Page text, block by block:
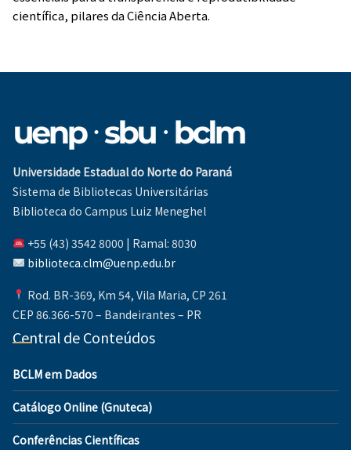
científica, pilares da Ciência Aberta.
Universidade Estadual do Norte do Paraná
Sistema de Bibliotecas Universitárias
Biblioteca do Campus Luiz Meneghel
+55 (43) 3542 8000 | Ramal: 8030
biblioteca.clm@uenp.edu.br
Rod. BR-369, Km 54, Vila Maria, CP 261
CEP 86.366-570 – Bandeirantes – PR
Central de Conteúdos
BCLM em Dados
Catálogo Online (Gnuteca)
Conferências Científicas